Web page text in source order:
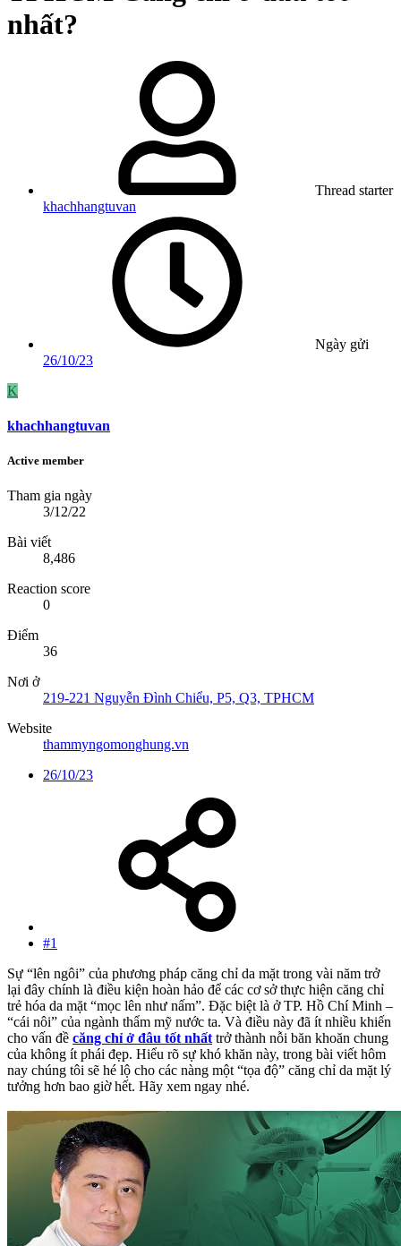
nhất?
Thread starter
khachhangtuvan
Ngày gửi
26/10/23
K
khachhangtuvan
Active member
Tham gia ngày
3/12/22
Bài viết
8,486
Reaction score
0
Điểm
36
Nơi ở
219-221 Nguyễn Đình Chiểu, P5, Q3, TPHCM
Website
thammyngomonghung.vn
26/10/23
#1
Sự “lên ngôi” của phương pháp căng chỉ da mặt trong vài năm trở
lại đây chính là điều kiện hoàn hảo để các cơ sở thực hiện căng chỉ
trẻ hóa da mặt “mọc lên như nấm”. Đặc biệt là ở TP. Hồ Chí Minh –
“cái nôi” của ngành thẩm mỹ nước ta. Và điều này đã ít nhiều khiến
cho vấn đề căng chỉ ở đâu tốt nhất trở thành nỗi băn khoăn chung
của không ít phái đẹp. Hiểu rõ sự khó khăn này, trong bài viết hôm
nay chúng tôi sẽ hé lộ cho các nàng một “tọa độ” căng chỉ da mặt lý
tưởng hơn bao giờ hết. Hãy xem ngay nhé.